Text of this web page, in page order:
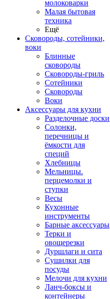
молоковарки
Малая бытовая
техника
Ещё
Сковороды, сотейники,
воки
Блинные
сковороды
Сковороды-гриль
Сотейники
Сковороды
Воки
Аксессуары для кухни
Разделочные доски
Солонки,
перечницы и
ёмкости для
специй
Хлебницы
Мельницы.
перцемолки и
ступки
Весы
Кухонные
инструменты
Барные аксессуары
Терки и
овощерезки
Дуршлаги и сита
Сушилки для
посуды
Мелочи для кухни
Ланч-боксы и
контейнеры